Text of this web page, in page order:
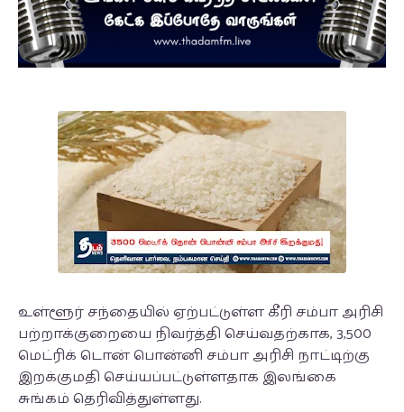
உள்ளூர் சந்தையில் ஏற்பட்டுள்ள கீரி சம்பா அரிசி
பற்றாக்குறையை நிவர்த்தி செய்வதற்காக, 3,500
மெட்ரிக் டொன் பொன்னி சம்பா அரிசி நாட்டிற்கு
இறக்குமதி செய்யப்பட்டுள்ளதாக இலங்கை
சுங்கம் தெரிவித்துள்ளது.